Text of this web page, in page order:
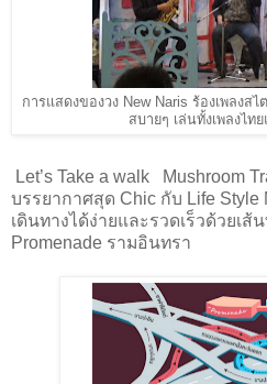
การแสดงของวง New Naris ร้องเพลงสไ
สบายๆ เล่นทั้งเพลงไท
Let’s Take a walk Mushroom
บรรยากาศสุด Chic กับ Life
เดินทางได้ง่ายและรวดเร็วด้วยเส้
Promenade รามอินทรา